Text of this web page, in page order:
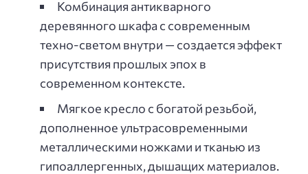
Комбинация антикварного
деревянного шкафа с современным
техно-светом внутри — создается эффект
присутствия прошлых эпох в
современном контексте.
Мягкое кресло с богатой резьбой,
дополненное ультрасовременными
металлическими ножками и тканью из
гипоаллергенных, дышащих материалов.